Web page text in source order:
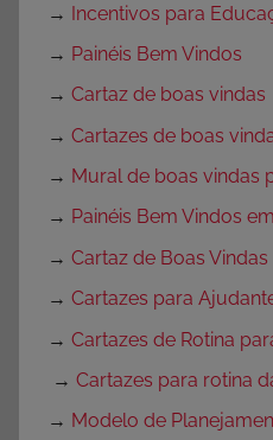
→ Incentivos para
→ Painéis Bem Vindos
→ Cartaz de boas vindas
→ Cartazes de boas
→ Mural de boas vindas
→ Painéis Bem Vindos
→ Cartaz de Boas Vindas
→ Cartazes para
→ Cartazes de Rotina
→ Cartazes para rotina
→ Modelo de